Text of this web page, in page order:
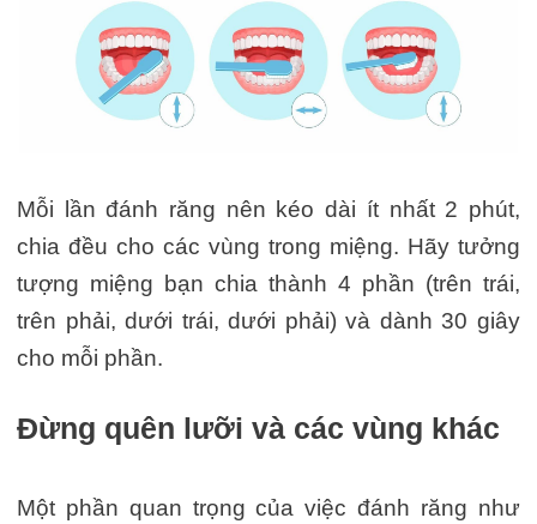
Mỗi lần đánh răng nên kéo dài ít nhất 2 phút,
chia đều cho các vùng trong miệng. Hãy tưởng
tượng miệng bạn chia thành 4 phần (trên trái,
trên phải, dưới trái, dưới phải) và dành 30 giây
cho mỗi phần.
Đừng quên lưỡi và các vùng khác
Một phần quan trọng của việc đánh răng như